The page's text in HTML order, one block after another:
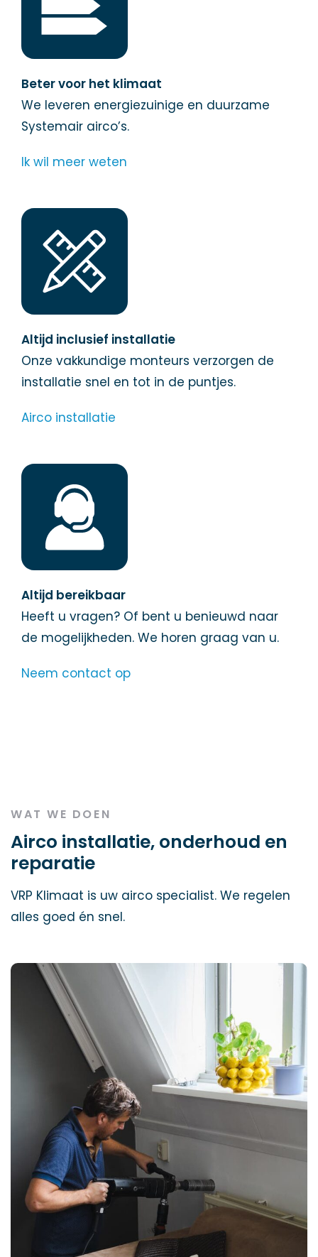
Beter voor het klimaat
We leveren energiezuinige en duurzame
Systemair airco’s.
Ik wil meer weten
Altijd inclusief installatie
Onze vakkundige monteurs verzorgen de
installatie snel en tot in de puntjes.
Airco installatie
Altijd bereikbaar
Heeft u vragen? Of bent u benieuwd naar
de mogelijkheden. We horen graag van u.
Neem contact op
WAT WE DOEN
Airco installatie, onderhoud en
reparatie
VRP Klimaat is uw airco specialist. We regelen
alles goed én snel.